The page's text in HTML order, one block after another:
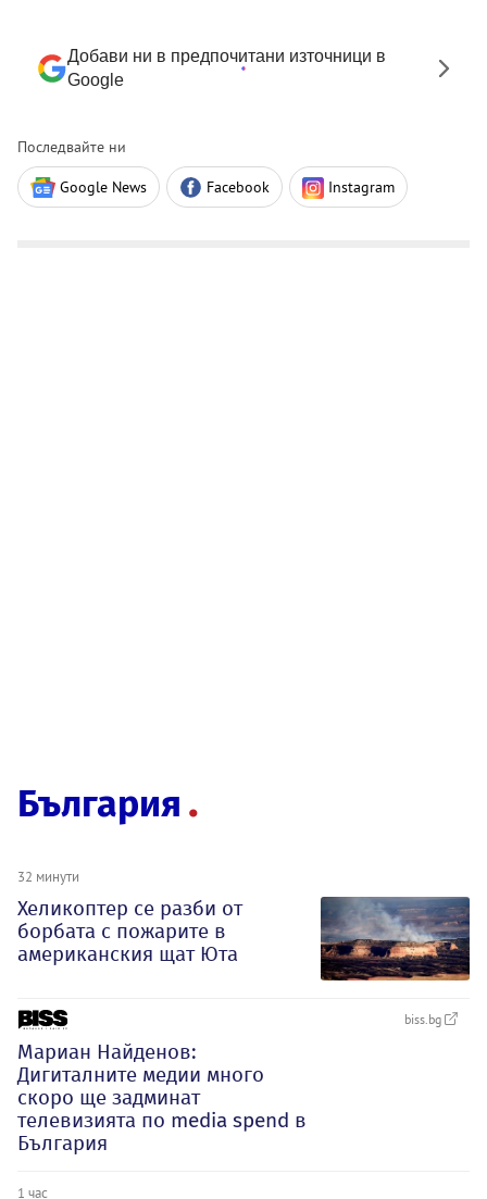
Добави ни в предпочитани източници в
Google
Последвайте ни
Google News Facebook Instagram
България
32 минути
Хеликоптер се разби от
борбата с пожарите в
американския щат Юта
biss.bg
Мариан Найденов:
Дигиталните медии много
скоро ще задминат
телевизията по media spend в
България
1 час